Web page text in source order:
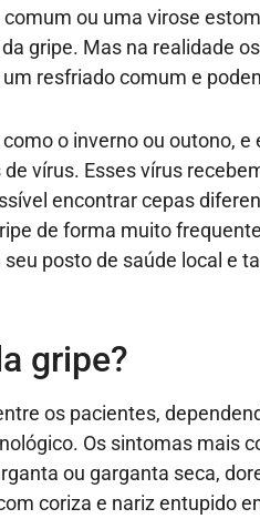
ou uma virose
gripe. Mas na realidade
resfriado comum e
o inverno ou outono, e
vírus. Esses vírus
encontrar cepas
de forma muito
posto de saúde local e
gripe?
os pacientes,
Os sintomas mais
ou garganta seca,
coriza e nariz entupido